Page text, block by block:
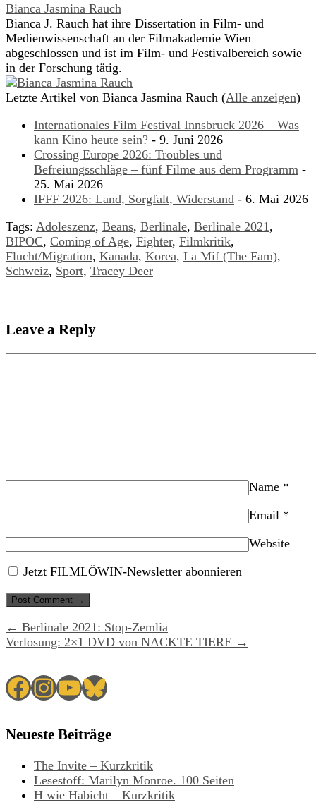
Bianca Jasmina Rauch
Bianca J. Rauch hat ihre Dissertation in Film- und
Medienwissenschaft an der Filmakademie Wien
abgeschlossen und ist im Film- und Festivalbereich sowie
in der Forschung tätig.
Letzte Artikel von Bianca Jasmina Rauch (Alle anzeigen)
Internationales Film Festival Innsbruck 2026 – Was
kann Kino heute sein? - 9. Juni 2026
Crossing Europe 2026: Troubles und
Befreiungsschläge – fünf Filme aus dem Programm -
25. Mai 2026
IFFF 2026: Land, Sorgfalt, Widerstand - 6. Mai 2026
Tags: Adoleszenz, Beans, Berlinale, Berlinale 2021 ,
BIPOC, Coming of Age, Fighter, Filmkritik,
Flucht/Migration, Kanada, Korea, La Mif (The Fam),
Schweiz, Sport, Tracey Deer
Leave a Reply
Name *
Email *
Website
Jetzt FILMLÖWIN-Newsletter abonnieren
← Berlinale 2021: Stop-Zemlia
Verlosung: 2×1 DVD von NACKTE TIERE →
Facebook
Instagram
YouTube
Bluesky
Neueste Beiträge
The Invite – Kurzkritik
Lesestoff: Marilyn Monroe. 100 Seiten
H wie Habicht – Kurzkritik